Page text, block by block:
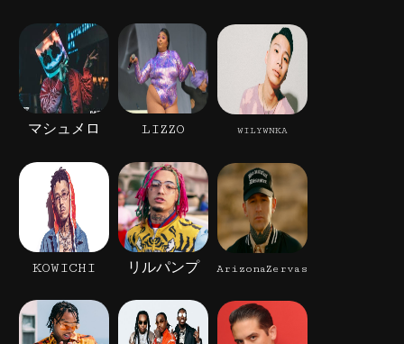
マシュメロ LIZZO WILYWNKA
KOWICHI リルパンプ ArizonaZervas